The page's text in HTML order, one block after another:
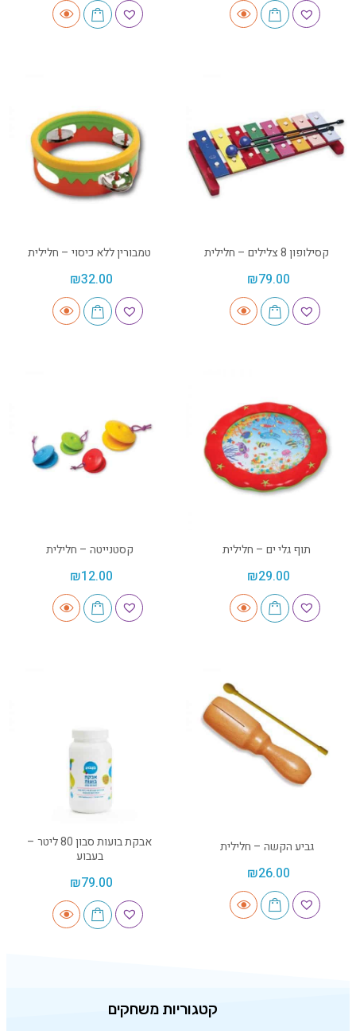
קסילופון 8 צלילים – חלילית
₪79.00
טמבורין ללא כיסוי – חלילית
₪32.00
תוף גלי ים – חלילית
₪29.00
קסטנייטה – חלילית
₪12.00
גביע הקשה – חלילית
₪26.00
אבקת בועות סבון 80 ליטר –
בעבוע
₪79.00
קטגוריות משחקים